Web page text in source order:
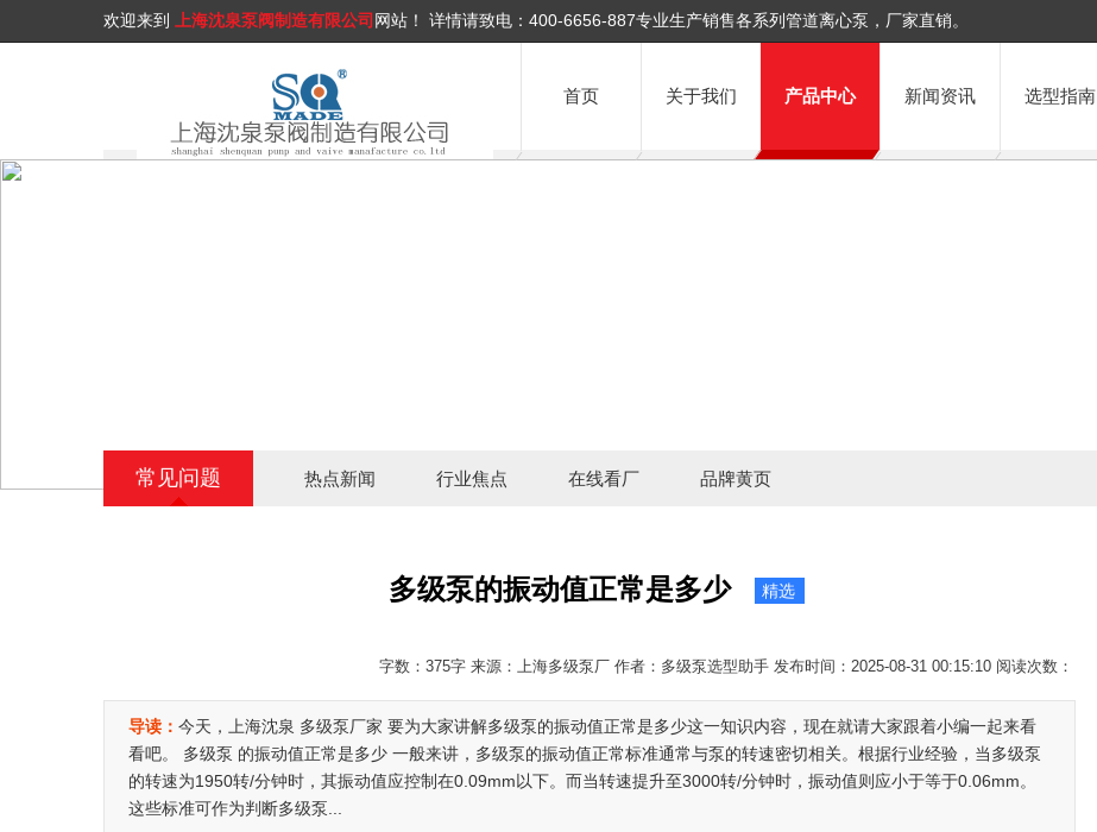
欢迎来到 上海沈泉泵阀制造有限公司 网站！ 详情请致电： 400-6656-887专业生产销售各系列管道离心泵，厂家直销。
首页 关于我们 产品中心 新闻资讯 选型指南
常见问题 热点新闻 行业焦点 在线看厂 品牌黄页
多级泵的振动值正常是多少 精选
字数：375字 来源：上海多级泵厂 作者：多级泵选型助手 发布时间：2025-08-31 00:15:10 阅读次数：
导读： 今天，上海沈泉 多级泵厂家 要为大家讲解多级泵的振动值正常是多少这一知识内容，现在就请大家跟着小编一起来看
看吧。 多级泵 的振动值正常是多少 一般来讲，多级泵的振动值正常标准通常与泵的转速密切相关。根据行业经验，当多级泵
的转速为1950转/分钟时，其振动值应控制在0.09mm以下。而当转速提升至3000转/分钟时，振动值则应小于等于0.06mm。
这些标准可作为判断多级泵...